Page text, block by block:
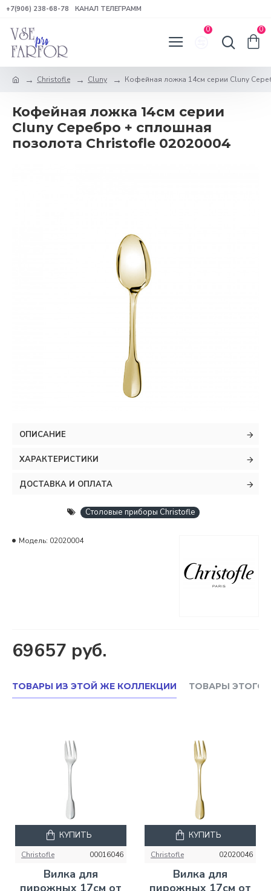
+7(906) 238-68-78 КАНАЛ ТЕЛЕГРАММ
0 0
Christofle Cluny Кофейная ложка 14см серии Cluny
Кофейная ложка 14см серии
Cluny Серебро + сплошная
позолота Christofle 02020004
ОПИСАНИЕ
ХАРАКТЕРИСТИКИ
ДОСТАВКА И ОПЛАТА
Столовые приборы Christofle
69657 руб.
Модель: 02020004
ТОВАРЫ ИЗ ЭТОЙ ЖЕ КОЛЛЕКЦИИ ТОВАРЫ ЭТОГО
Christofle 00016046
Вилка для
пирожных 17см от
КУПИТЬ
Christofle 02020046
Вилка для
пирожных 17см от
КУПИТЬ